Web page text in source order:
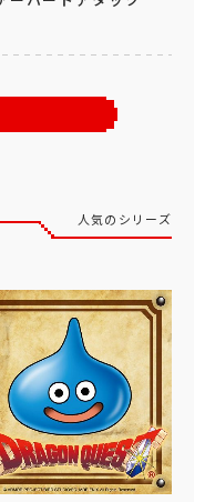
人気のシリーズ